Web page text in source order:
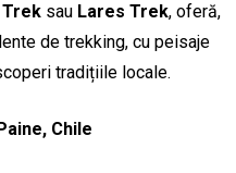
Treksau Lares Trek, oferă,
de trekking, cu peisaje
tradițiile locale.
Chile